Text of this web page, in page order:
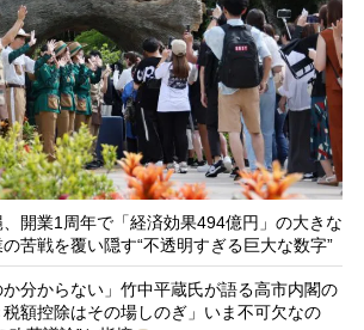
開業1周年で「経済効果494億円」の大きな
苦戦を覆い隠す“不透明すぎる巨大な数字”
か分からない」竹中平蔵氏が語る高市内閣の
額控除はその場しのぎ」いま不可欠なの